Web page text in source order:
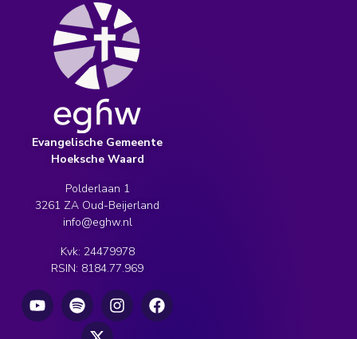
Evangelische Gemeente
Hoeksche Waard
Polderlaan 1
3261 ZA Oud-Beijerland
info@eghw.nl
Kvk: 24479978
RSIN: 8184.77.969